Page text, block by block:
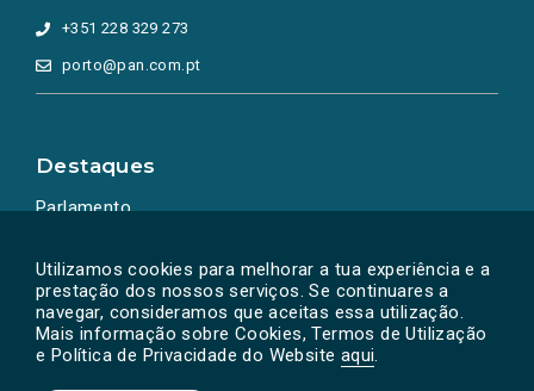
Utilizamos cookies para melhorar a tua experiência e a
prestação dos nossos serviços. Se continuares a
navegar, consideramos que aceitas essa utilização.
Mais informação sobre Cookies, Termos de Utilização
e Política de Privacidade do Website aqui.
+351 228 329 273
porto@pan.com.pt
Destaques
Parlamento